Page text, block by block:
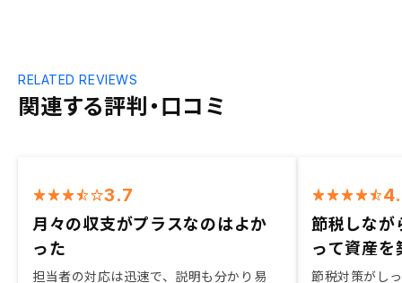
関連する評判・口コミ
RELATED REVIEWS
3.7
月々の収支がプラスなのはよか
った
担当者の対応は迅速で、説明も分かり易
節税しなが
って資産を
節税対策がし